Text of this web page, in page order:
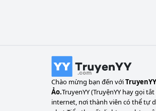
Chào mừng bạn đến với
Ảo.TruyenYY (TruyệnYY hay gọi
internet, nơi thành viên có thể tự